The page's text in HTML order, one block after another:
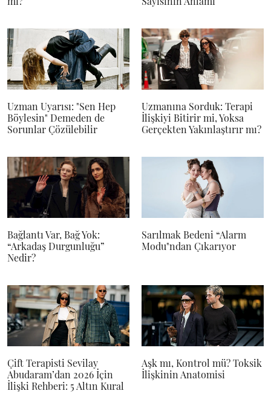
Uzman Uyarısı: "Sen Hep
Böylesin" Demeden de
Sorunlar Çözülebilir
Uzmanına Sorduk: Terapi
İlişkiyi Bitirir mi, Yoksa
Gerçekten Yakınlaştırır mı?
Bağlantı Var, Bağ Yok:
“Arkadaş Durgunluğu”
Nedir?
Sarılmak Bedeni “Alarm
Modu"ndan Çıkarıyor
Çift Terapisti Sevilay
Abudaram’dan 2026 İçin
İlişki Rehberi: 5 Altın Kural
Aşk mı, Kontrol mü? Toksik
İlişkinin Anatomisi